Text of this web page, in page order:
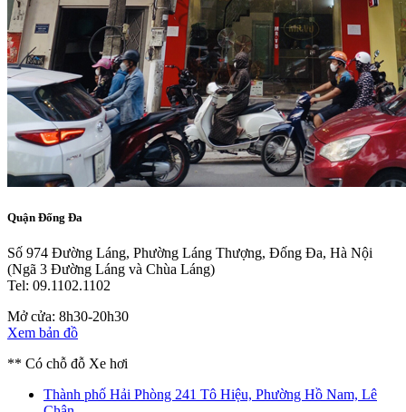
Quận Đống Đa
Số 974 Đường Láng, Phường Láng Thượng, Đống Đa, Hà Nội
(Ngã 3 Đường Láng và Chùa Láng)
Tel: 09.1102.1102
Mở cửa: 8h30-20h30
Xem bản đồ
** Có chỗ đỗ Xe hơi
Thành phố Hải Phòng 241 Tô Hiệu, Phường Hồ Nam, Lê